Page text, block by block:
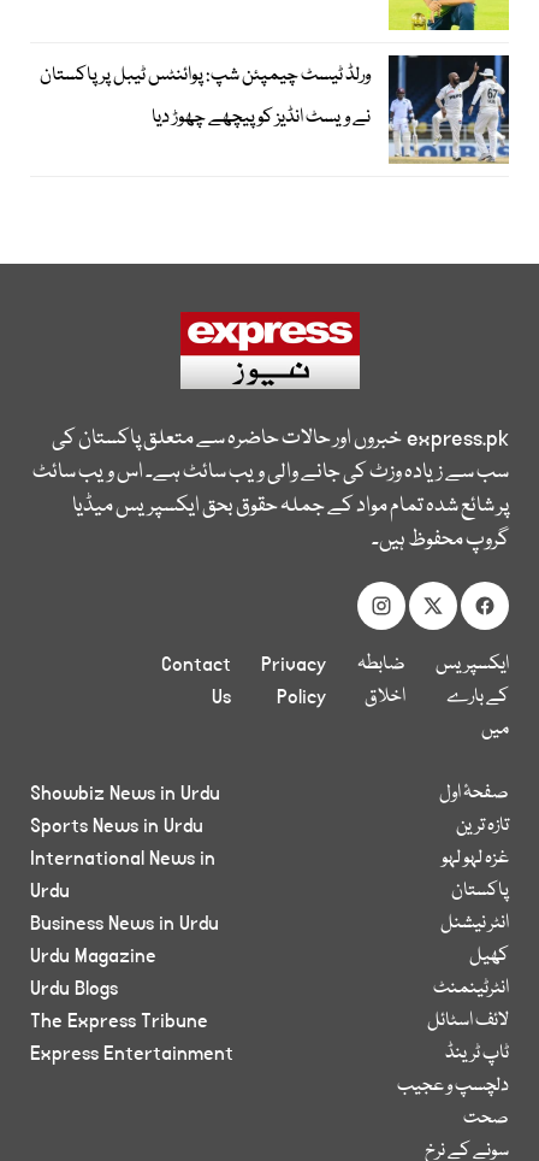
ورلڈ ٹیسٹ چیمپئن شپ: پوائنٹس ٹیبل پر پاکستان
نے ویسٹ انڈیز کو پیچھے چھوڑ دیا
express.pkخبروں اور حالات حاضرہ سے متعلق پاکستان کی
سب سے زیادہ وزٹ کی جانے والی ویب سائٹ ہے۔ اس ویب سائٹ
پر شائع شدہ تمام مواد کے جملہ حقوق بحق ایکسپریس میڈیا
گروپ محفوظ ہیں۔
ایکسپریس
کے بارے
میں
ضابطہ
اخلاق
Privacy
Policy
Contact
Us
صفحۂ اول
تازہ ترین
غزہ لہو لہو
پاکستان
انٹر نیشنل
کھیل
انٹرٹینمنٹ
لائف اسٹائل
ٹاپ ٹرینڈ
دلچسپ و عجیب
صحت
سونے کے نرخ
Showbiz News in Urdu
Sports News in Urdu
International News in
Urdu
Business News in Urdu
Urdu Magazine
Urdu Blogs
The Express Tribune
Express Entertainment